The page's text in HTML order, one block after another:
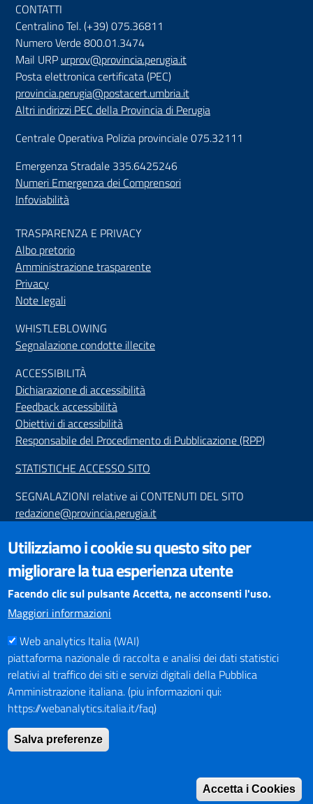
CONTATTI
Centralino Tel. (+39) 075.36811
Numero Verde 800.01.3474
Mail URP urprov@provincia.perugia.it
Posta elettronica certificata (PEC)
provincia.perugia@postacert.umbria.it
Altri indirizzi PEC della Provincia di Perugia
Centrale Operativa Polizia provinciale 075.32111
Emergenza Stradale 335.6425246
Numeri Emergenza dei Comprensori
Infoviabilità
TRASPARENZA E PRIVACY
Albo pretorio
Amministrazione trasparente
Privacy
Note legali
WHISTLEBLOWING
Segnalazione condotte illecite
ACCESSIBILITÀ
Dichiarazione di accessibilità
Feedback accessibilità
Obiettivi di accessibilità
Responsabile del Procedimento di Pubblicazione (RPP)
STATISTICHE ACCESSO SITO
SEGNALAZIONI relative ai CONTENUTI DEL SITO
redazione@provincia.perugia.it
VISUALIZZAZIONE CONTENUTI
Il sito internet della Provincia di Perugia è ottimizzato per
essere visualizzato dai principali browser aggiornati. L'uso di
browser non aggiornati può creare problemi di visualizzazione
dei contenuti.
PAGAMENTI
SOCIAL NETWORKS
Pagina Facebook
Profilo Instagram
PNRR (Piano Nazionale di Ripresa e Resilienza)
Utilizziamo i cookie su questo sito per
migliorare la tua esperienza utente
Facendo clic sul pulsante Accetta, ne acconsenti l'uso.
Maggiori informazioni
Web analytics Italia (WAI)
piattaforma nazionale di raccolta e analisi dei dati statistici
relativi al traffico dei siti e servizi digitali della Pubblica
Amministrazione italiana. (piu informazioni qui:
https://webanalytics.italia.it/faq)
Salva preferenze
Accetta i Cookies